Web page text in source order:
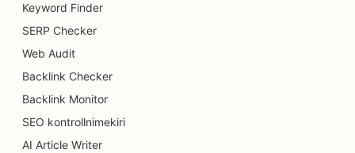
SEO õlletehastele
SEO Burgeri veoautodele
SEO kohvikutele
SEO autokauplustele
Keyword Finder
SERP Checker
Web Audit
Backlink Checker
Backlink Monitor
SEO kontrollnimekiri
AI Article Writer